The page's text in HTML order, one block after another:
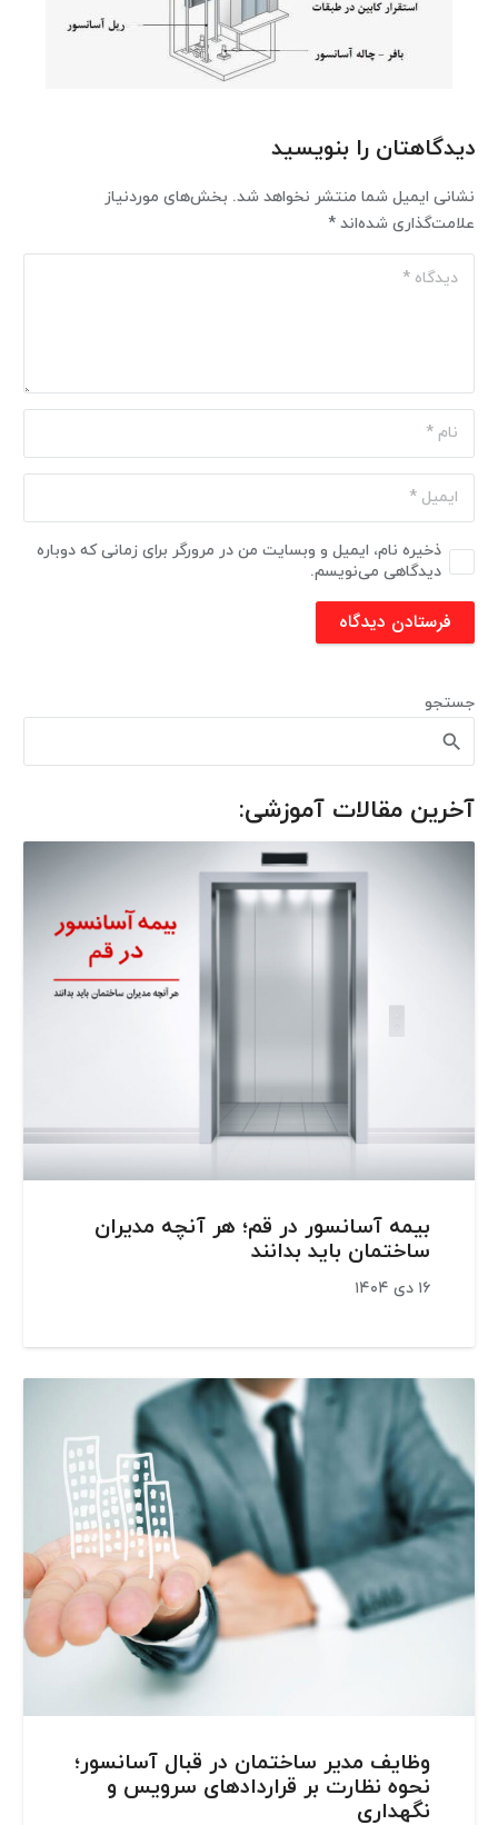
دیدگاهتان را بنویسید
نشانی ایمیل شما منتشر نخواهد شد. بخش‌های موردنیاز
علامت‌گذاری شده‌اند *
ذخیره نام، ایمیل و وبسایت من در مرورگر برای زمانی که دوباره
دیدگاهی می‌نویسم.
فرستادن دیدگاه
جستجو
آخرین مقالات آموزشی:
بیمه آسانسور در قم؛ هر آنچه مدیران
ساختمان باید بدانند
۱۶ دی ۱۴۰۴
وظایف مدیر ساختمان در قبال آسانسور؛
نحوه نظارت بر قراردادهای سرویس و
نگهداری